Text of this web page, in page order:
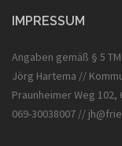
IMPRESSUM
Angaben gemäß § 5
Jörg Hartema //
Praunheimer Weg 102,
069-30038007 //